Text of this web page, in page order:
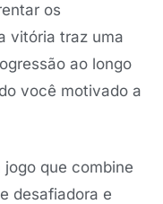
os
vitória traz uma
ao longo
você motivado a
que combine
desafiadora e